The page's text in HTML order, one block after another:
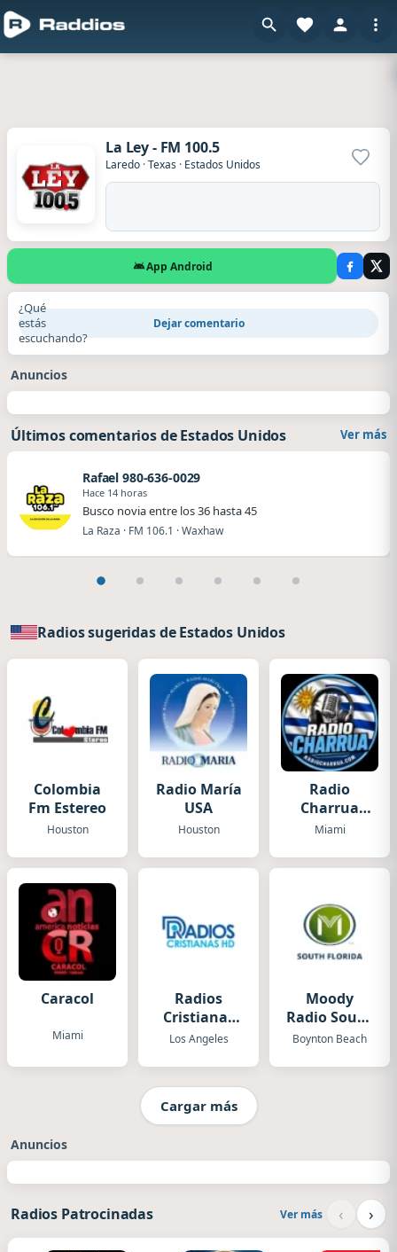
La Ley - FM 100.5
Laredo ·Texas · Estados Unidos
App Android
¿Qué
estás
escuchando?
Dejar comentario
Anuncios
Últimos comentarios de Estados Unidos Ver más
Rafael 980-636-0029
Hace 14 horas
Busco novia entre los 36 hasta 45
La Raza · FM 106.1 · Waxhaw
Radios sugeridas de Estados Unidos
Colombia
Fm Estereo
Houston
Radio María
USA
Houston
Radio
Charrua
USA
Miami
Caracol
Miami
Radios
Cristianas
HD
Los Angeles
Moody
Radio South
Florida
Boynton Beach
Cargar más
Anuncios
Radios Patrocinadas Ver más ‹ ›